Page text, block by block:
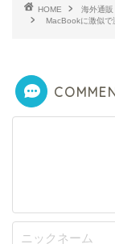
HOME
海外通販
MacBookに激似で